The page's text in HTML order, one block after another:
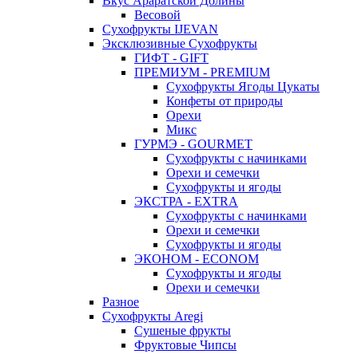
Весовой
Сухофрукты IJEVAN
Эксклюзивные Сухофрукты
ГИФТ - GIFT
ПРЕМИУМ - PREMIUM
Сухофрукты Ягоды Цукаты
Конфеты от природы
Орехи
Микс
ГУРМЭ - GOURMET
Сухофрукты с начинками
Орехи и семечки
Сухофрукты и ягоды
ЭКСТРА - EXTRA
Сухофрукты с начинками
Орехи и семечки
Сухофрукты и ягоды
ЭКОНОМ - ECONOM
Сухофрукты и ягоды
Орехи и семечки
Разное
Сухофрукты Aregi
Сушеные фрукты
Фруктовые Чипсы